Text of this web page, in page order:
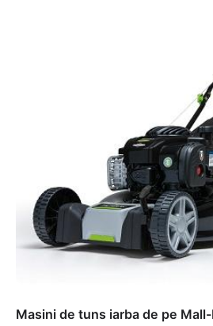
Masini de tuns iarba de pe